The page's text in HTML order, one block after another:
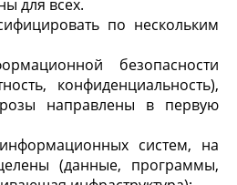
для всех.
по нескольким
безопасности
конфиденциальность),
направлены в первую
систем, на
(данные, программы,